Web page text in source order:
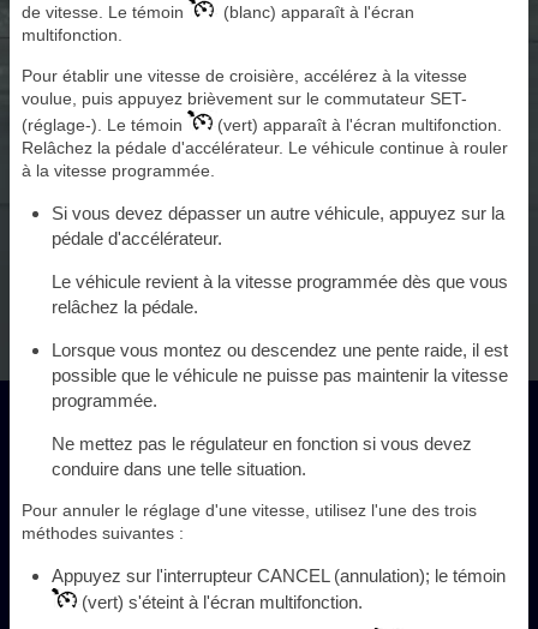
de vitesse. Le témoin
(blanc) apparaît à l'écran
multifonction.
Pour établir une vitesse de croisière, accélérez à la vitesse
voulue, puis appuyez brièvement sur le commutateur SET-
(réglage-). Le témoin
(vert) apparaît à l'écran multifonction.
Relâchez la pédale d'accélérateur. Le véhicule continue à rouler
à la vitesse programmée.
Si vous devez dépasser un autre véhicule, appuyez sur la
pédale d'accélérateur.
Le véhicule revient à la vitesse programmée dès que vous
relâchez la pédale.
Lorsque vous montez ou descendez une pente raide, il est
possible que le véhicule ne puisse pas maintenir la vitesse
programmée.
Ne mettez pas le régulateur en fonction si vous devez
conduire dans une telle situation.
Pour annuler le réglage d'une vitesse, utilisez l'une des trois
méthodes suivantes :
Appuyez sur l'interrupteur CANCEL (annulation); le témoin
(vert) s'éteint à l'écran multifonction.